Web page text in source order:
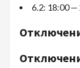
6.2: 18:00 —